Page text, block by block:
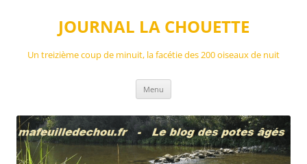
JOURNAL LA CHOUETTE
Un treizième coup de minuit, la facétie des 200 oiseaux de nuit
Menu